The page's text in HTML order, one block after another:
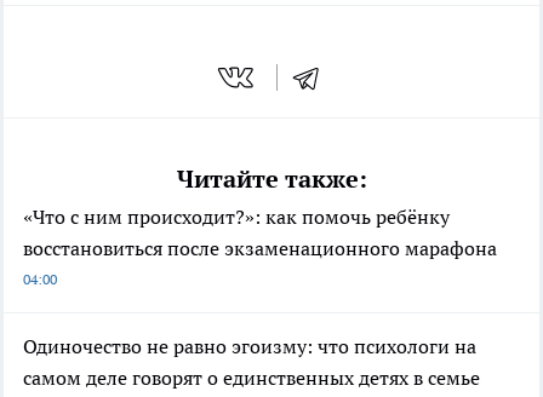
Читайте также:
«Что с ним происходит?»: как помочь ребёнку
восстановиться после экзаменационного марафона
04:00
Одиночество не равно эгоизму: что психологи на
самом деле говорят о единственных детях в семье